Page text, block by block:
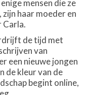
mensen die ze
haar moeder en
Carla.
de tijd met
van
een nieuwe jongen
de kleur van de
begint online,